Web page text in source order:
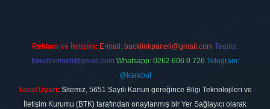
Reklam ve İletişim: E-mail: backlinkpaneli@gmail.com Teams:
forumhizmeti@gmail.com Whatsapp: 0262 606 0 726 Telegram:
@karabul
Yasal Uyarı: Sitemiz, 5651 Sayılı Kanun gereğince Bilgi Teknolojileri ve
İletişim Kurumu (BTK) tarafından onaylanmış bir Yer Sağlayıcı olarak